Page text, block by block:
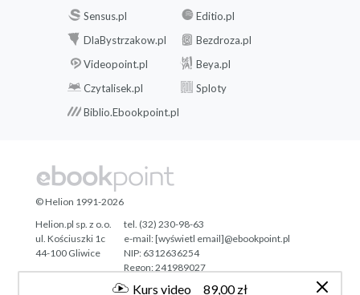
Kurs video 89,00 zł
Sensus.pl
Editio.pl
DlaBystrzakow.pl
Bezdroza.pl
Videopoint.pl
Beya.pl
Czytalisek.pl
Sploty
Biblio.Ebookpoint.pl
Designed with ♥ byTonik.pl
© Helion 1991-2026
Helion.pl sp. z o.o.
ul. Kościuszki 1c
44-100 Gliwice
tel. (32) 230-98-63
e-mail:[wyświetl email]@ebookpoint.pl
NIP: 6312636254
Regon: 241989027